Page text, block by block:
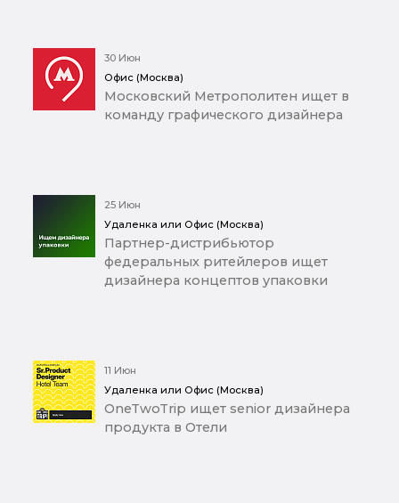
30 Июн
Офис (Москва)
Московский Метрополитен ищет в
команду графического дизайнера
25 Июн
Удаленка или Офис (Москва)
Партнер-дистрибьютор
федеральных ритейлеров ищет
дизайнера концептов упаковки
11 Июн
Удаленка или Офис (Москва)
OneTwoTrip ищет senior дизайнера
продукта в Отели